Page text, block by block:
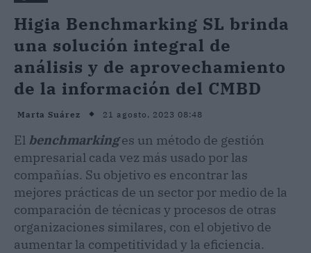
Higia Benchmarking SL brinda
una solución integral de
análisis y de aprovechamiento
de la información del CMBD
Marta Suárez 21 agosto, 2023 08:48
El benchmarkinges un método de gestión
empresarial cada vez más usado por las
compañías. Su objetivo es encontrar las
mejores prácticas de un sector por medio de la
comparación de técnicas y procesos de otras
organizaciones similares, con el objetivo de
aumentar la competitividad y la eficiencia.